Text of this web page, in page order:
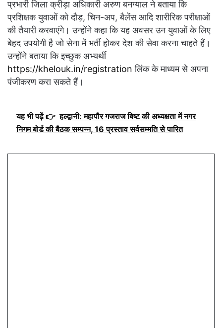
प्रभारी जिला क्रीड़ा अधिकारी अरुण बनग्याल ने बताया कि
प्रशिक्षक युवाओं को दौड़, चिन-अप, बैलेंस आदि शारीरिक परीक्षाओं
की तैयारी करवाएंगे। उन्होंने कहा कि यह अवसर उन युवाओं के लिए
बेहद उपयोगी है जो सेना में भर्ती होकर देश की सेवा करना चाहते हैं।
उन्होंने बताया कि इच्छुक अभ्यर्थी
https://khelouk.in/registration लिंक के माध्यम से अपना
पंजीकरण करा सकते हैं।
यह भी पढ़ें 👉 हल्द्वानी: महापौर गजराज बिष्ट की अध्यक्षता में नगर
निगम बोर्ड की बैठक सम्पन्न, 16 प्रस्ताव सर्वसम्मति से पारित